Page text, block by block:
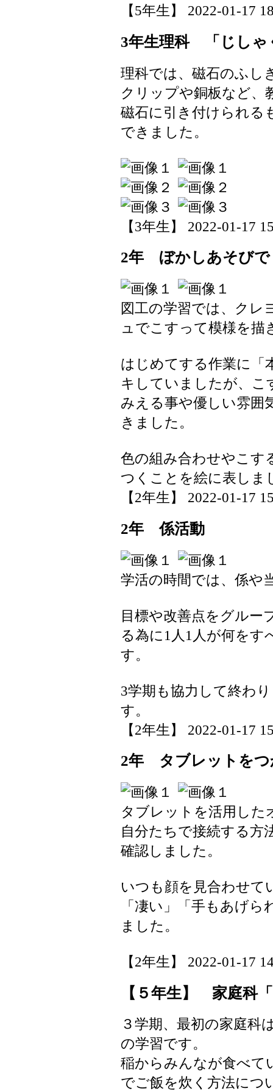
【5年生】 2022-01-17
3年生理科 「じしゃ
理科では、磁石のふし
クリップや銅板など、
磁石に引き付けられる
できました。
【3年生】 2022-01-17
2年 ぼかしあそびで
図工の学習では、クレ
ュでこすって模様を描
はじめてする作業に「
キしていましたが、
みえる事や優しい雰囲
きました。
色の組み合わせやこす
つくことを絵に表しま
【2年生】 2022-01-17
2年 係活動
学活の時間では、係や
目標や改善点をグルー
る為に1人1人が何をす
す。
3学期も協力して終わ
す。
【2年生】 2022-01-17
2年 タブレットをつ
タブレットを活用した
自分たちで接続する方
確認しました。
いつも顔を見合わせて
「凄い」「手もあげ
ました。
【2年生】 2022-01-17
【５年生】 家庭科
３学期、最初の家庭科
の学習です。
稲からみんなが食べて
でご飯を炊く方法につ